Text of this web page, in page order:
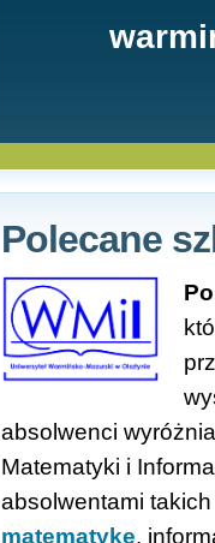
Polecane
absolwenci
Matematyki i
absolwentami
matematykę,